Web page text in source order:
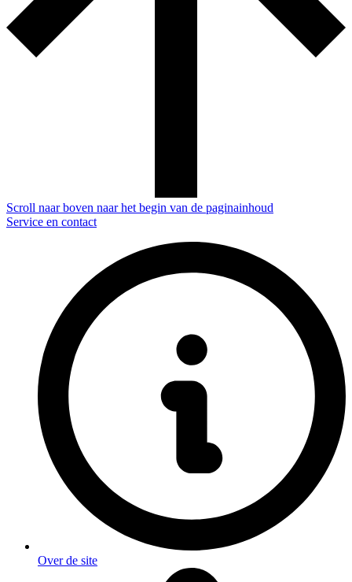
Scroll naar boven naar het begin van de paginainhoud
Service en contact
Over de site